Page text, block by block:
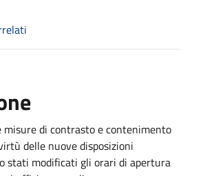
misure di contrasto e contenimento
delle nuove disposizioni
stati modificati gli orari di apertura